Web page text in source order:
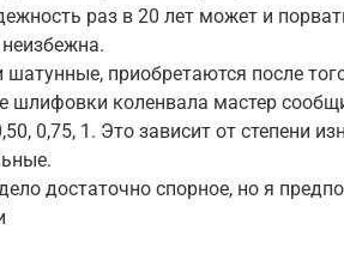
раз в 20 лет может и
приобретаются после
шлифовки коленвала мастер
0,75, 1. Это зависит от степени
достаточно спорное, но я